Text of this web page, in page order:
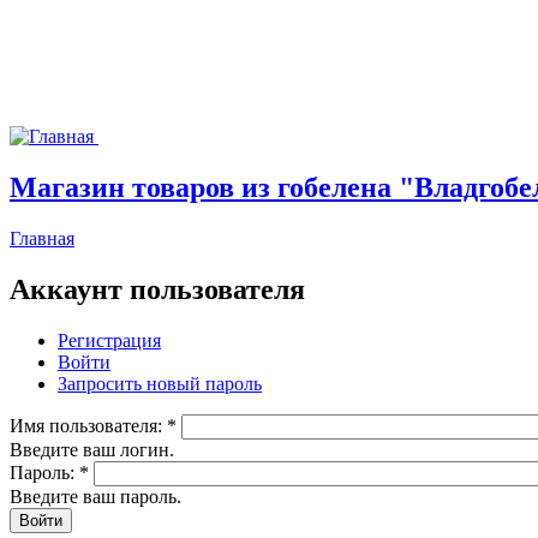
Магазин товаров из гобелена
Главная
Аккаунт пользователя
Регистрация
Войти
Запросить новый пароль
Имя пользователя: *
Введите ваш логин.
Пароль: *
Введите ваш пароль.